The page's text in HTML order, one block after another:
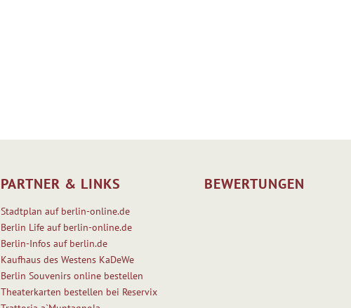
PARTNER & LINKS
Stadtplan auf berlin-online.de
Berlin Life auf berlin-online.de
Berlin-Infos auf berlin.de
Kaufhaus des Westens KaDeWe
Berlin Souvenirs online bestellen
Theaterkarten bestellen bei Reservix
BEWERTUNGEN